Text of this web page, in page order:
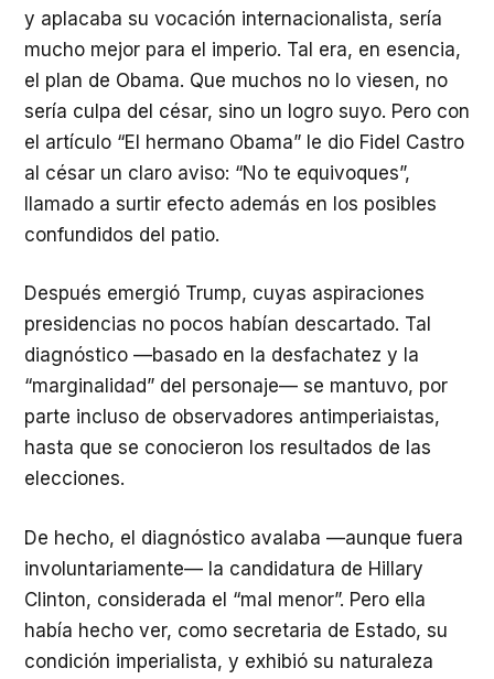
y aplacaba su vocación internacionalista, sería
mucho mejor para el imperio. Tal era, en esencia,
el plan de Obama. Que muchos no lo viesen, no
sería culpa del césar, sino un logro suyo. Pero con
el artículo “El hermano Obama” le dio Fidel Castro
al césar un claro aviso: “No te equivoques”,
llamado a surtir efecto además en los posibles
confundidos del patio.
Después emergió Trump, cuyas aspiraciones
presidencias no pocos habían descartado. Tal
diagnóstico —basado en la desfachatez y la
“marginalidad” del personaje— se mantuvo, por
parte incluso de observadores antimperiaistas,
hasta que se conocieron los resultados de las
elecciones.
De hecho, el diagnóstico avalaba —aunque fuera
involuntariamente— la candidatura de Hillary
Clinton, considerada el “mal menor”. Pero ella
había hecho ver, como secretaria de Estado, su
condición imperialista, y exhibió su naturaleza